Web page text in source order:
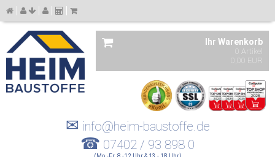
Ihr Warenkorb
0 Artikel
0,00 EUR
✉ info@heim-baustoffe.de
☎ 07402 / 93 898 0